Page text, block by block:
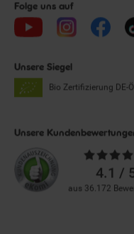
Folge uns auf
Unsere Siegel
Bio Zertifizierung DE-
Unsere
Bewertungen
4.1 /
aus 36.172